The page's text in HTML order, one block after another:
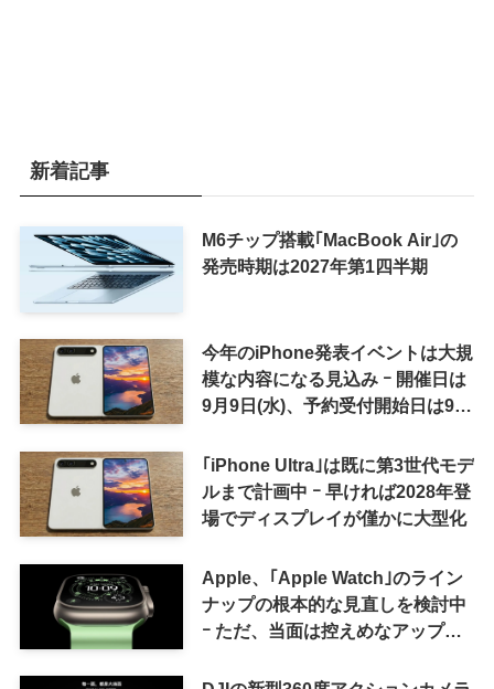
新着記事
M6チップ搭載｢MacBook Air｣の
発売時期は2027年第1四半期
今年のiPhone発表イベントは大規
模な内容になる見込み ｰ 開催日は
9月9日(水)、予約受付開始日は9月
｢iPhone Ultra｣は既に第3世代モデ
ルまで計画中 ｰ 早ければ2028年登
場でディスプレイが僅かに大型化
Apple、｢Apple Watch｣のライン
ナップの根本的な見直しを検討中
ｰ ただ、当面は控えめなアップグ